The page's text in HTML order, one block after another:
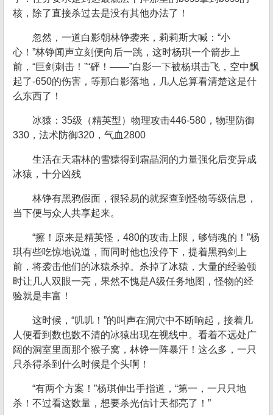
核，除了直接杀过去是没有其他办法了！
忽然，一道白影朝林铮袭来，莉莉斯大喊：“小
心！”林铮闻声立刻便向后一跳，这时杨琪一个箭步上
前，“巨剑刺击！”“砰！——”白影一下被杨琪击飞，空中飘
起了-650的伤害，等那白影落地，几人总算看清楚这是什
么东西了！
冰猿：35级（精英型）物理攻击446-580，物理防御
330，法术防御320，气血2800
生活在天霜林的雪猿得到霜晶洞的力量强化后变异成
冰猿，十分凶残
林铮有黑鸦假面，很轻易的就探查到怪物等级信息，
当下便与众人共享起来。
“擦！原来是精英怪，480的攻击上限，够销魂的！”杨
琪有些吃惊地说道，而同时他也没停下，提着黑鸦剑上
前，将袭击他们的冰猿杀掉。杀掉了冰猿，大量的经验顿
时让几人双眼一亮，果然不愧是A级任务地图，怪物的经
验就是丰富！
这时候，“叽叽！”的叫声在洞穴中不断响起，接着几
人便看到数也数不清的冰猿出现在视线中。看着不远处广
阔的洞室里面那个猴子窝，林铮一阵暴汗！这么多，一只
只杀得杀到什么时候是个头啊！
“有两个方案！”杨琪伸出手指道，“第一，一只只地
杀！不过看这数量，想要杀光估计天都亮了！”